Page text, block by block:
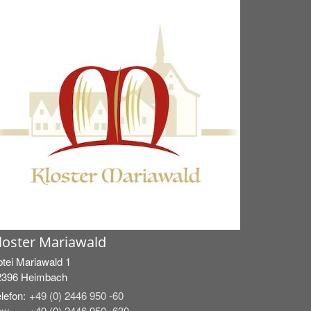
Mariawald
Mariawald 1
Heimbach
+49 (0) 2446 950 -60